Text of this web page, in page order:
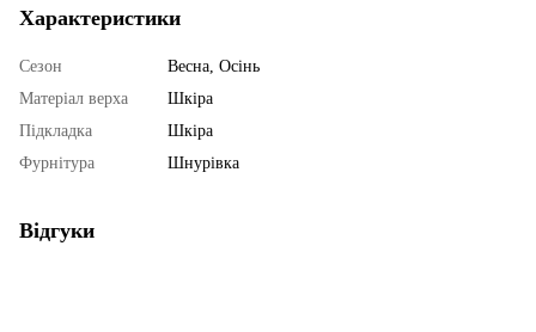
Характеристики
Сезон
Весна, Осінь
Матеріал верха
Шкіра
Підкладка
Шкіра
Фурнітура
Шнурівка
Відгуки